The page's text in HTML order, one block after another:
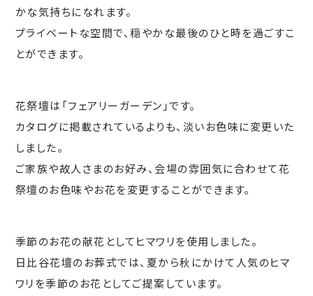
かな気持ちになれます。
プライベートな空間で、穏やかな最後のひと時を過ごすこ
とができます。
花祭壇は「フェアリーガーデン」です。
カタログに掲載されているよりも、淡いお色味に変更いた
しました。
ご家族や故人さまのお好み、会場の雰囲気に合わせて花
祭壇のお色味やお花を変更することができます。
季節のお花の献花としてヒマワリを使用しました。
日比谷花壇のお葬式では、夏から秋にかけて人気のヒマ
ワリを季節のお花としてご提案しています。